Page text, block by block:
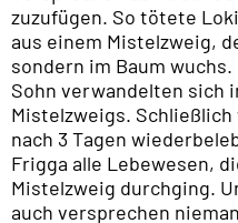
zuzufügen. So tötete
aus einem Mistelzweig,
sondern im Baum
Sohn verwandelten sich
Mistelzweigs. Schließlich
nach 3 Tagen
Frigga alle Lebewesen,
Mistelzweig durchging.
auch versprechen